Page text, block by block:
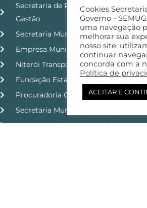
Secretaria de Planejamento,
Gestão
Secretaria Municipal de Ordem
Empresa Municipal de Moradia,
Niterói Transporte e Trânsito
Fundação Estatal de Saúde
Procuradoria Geral do Município
Secretaria Municipal de Esporte e
Grupo Executivo do Caminho
Cookies
Governo -
uma navegação
melhorar sua
nosso site,
continuar
concorda com a
Política de
ACEITAR E